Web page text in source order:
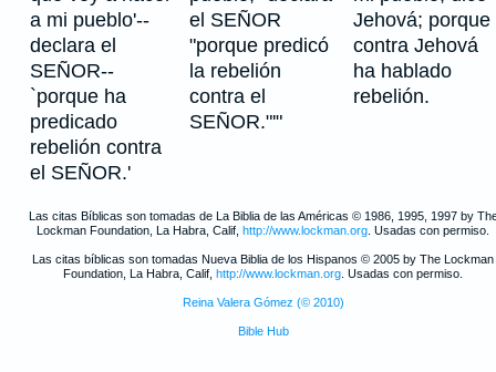
a mi pueblo'--
declara el
SEÑOR--
`porque ha
predicado
rebelión contra
el SEÑOR.'
el SEÑOR
"porque predicó
la rebelión
contra el
SEÑOR."'"
Jehová; porque
contra Jehová
ha hablado
rebelión.
Las citas Bíblicas son tomadas de La Biblia de las Américas © 1986, 1995, 1997 by
Lockman Foundation, La Habra, Calif, http://www.lockman.org . Usadas con permiso.
Las citas bíblicas son tomadas Nueva Biblia de los Hispanos © 2005 by The Lockman
Foundation, La Habra, Calif, http://www.lockman.org . Usadas con permiso.
Reina Valera Gómez (© 2010)
Bible Hub